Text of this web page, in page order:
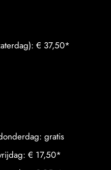
€ 37,50*
gratis
€ 17,50*